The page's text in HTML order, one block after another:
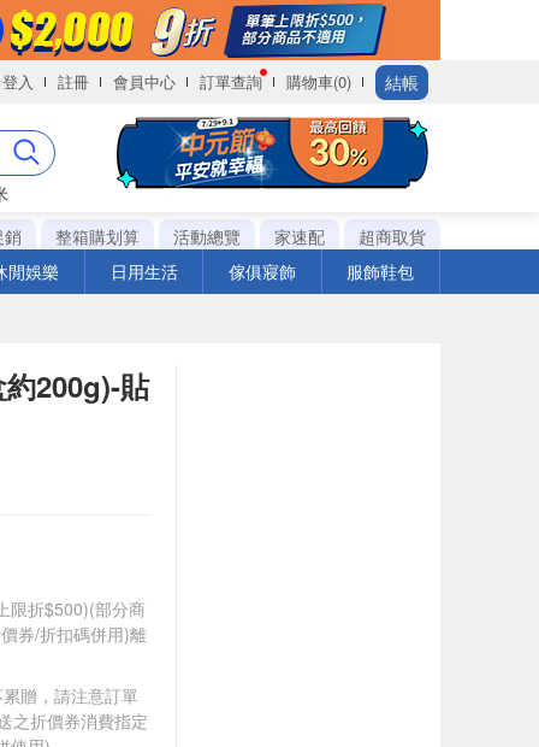
登入 註冊 會員中心 訂單查詢 購物車(0) 結帳
銷
整箱購划算 活動總覽 家速配
超商取貨
閒娛樂
日用生活 傢俱寢飾 服飾鞋包
200g)-貼
限折$500)(部分商
券/折扣碼併用)離
贈，請注意訂單
之折價券消費指定